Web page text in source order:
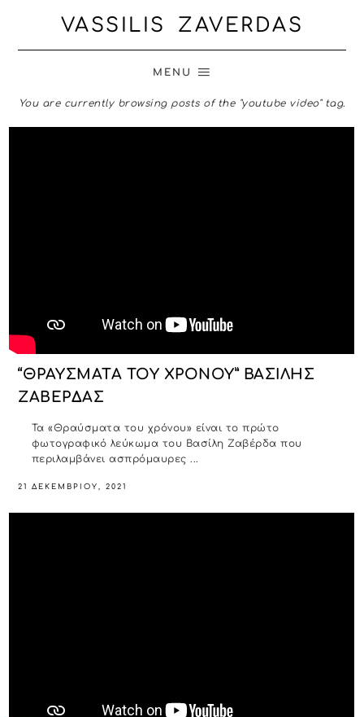
VASSILIS ZAVERDAS
MENU
You are currently browsing posts of the "youtube video" tag.
“ΘΡΑΥΣΜΑΤΑ ΤΟΥ ΧΡΟΝΟΥ” ΒΑΣΙΛΗΣ
ΖΑΒΕΡΔΑΣ
Τα «Θραύσματα του χρόνου» είναι το πρώτο
φωτογραφικό λεύκωμα του Βασίλη Ζαβέρδα που
περιλαμβάνει ασπρόμαυρες ...
21 ΔΕΚΕΜΒΡΊΟΥ, 2021